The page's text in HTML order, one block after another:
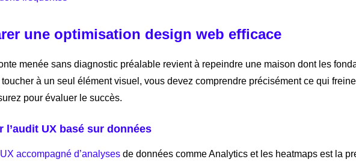
une optimisation design web efficace
menée sans diagnostic préalable revient à repeindre une maison dont les
à un seul élément visuel, vous devez comprendre précisément ce qui
pour évaluer le succès.
l’audit UX basé sur données
accompagné d’analyses de données comme Analytics et les heatmaps est la